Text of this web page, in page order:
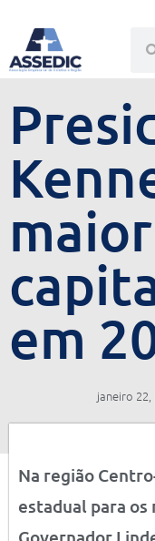
conteúdo
em
janeiro 22,
Na região
estadual para